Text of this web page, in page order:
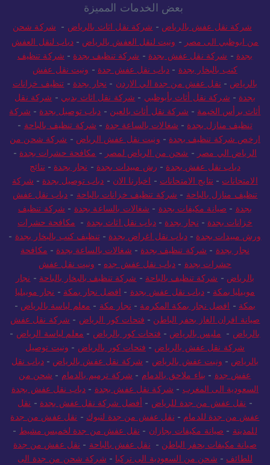
بعض الخدمات المميزة
شركة نقل عفش بالرياض - شركة نقل اثاث بالرياض - شركة شحن
من ابوظبي الى مصر - ونيت لنقل العفش بالرياض -دباب لنقل العفش
بجدة - شركة نقل عفش بجدة - شركة تنظيف بجدة - شركة تنظيف
كنب بالبخار بجدة - دباب نقل عفش جدة - ونيت نقل عفش
بالرياض - نقل عفش من جدة الي الاردن - نجار بجدة - تنظيف خزانات
بجدة - شركة نقل أثاث بأبوظبي - شركة نقل اثاث بدبي - شركة نقل
أثاث برأس الخيمة - شركة نقل أثاث بالعين - دباب توصيل بجدة - شركة
تنظيف منازل بجدة - شغالات بالساعة جدة - شركة تنظيف بالباحة -
ارخص شركة تنظيف بجدة - ونيت نقل عفش الرياض - شركة شحن من
الرياض الي مصر - شحن من الرياض لمصر - مكافحة حشرات بجدة -
دباب نقل عفش بجدة - رش مبيدات بجدة - نجار بجدة - نتائج
الامتحانات - نتايج الامتحانات - اخبارنا الان - دباب توصيل بجدة - شركة
تنظيف منازل بالباحة - شركة تنظيف خزانات بالباحة - دباب نقل عفش
بجدة - صيانة مكيفات بجدة - شغالات بالساعة بجدة - شركة تنظيف
خزانات بجدة - نجار بجدة - دباب نقل اثاث بجدة - مكافحة حشرات
ورش مبيدات بجدة -دباب نقل اغراض بجدة -تنظيف كنب بالبخار بجدة -
نجار بجدة - شركة تنظيف بجدة - شغالات بالساعة بجدة - مكافحة
حشرات بجدة - دباب نقل عفش جده - ونيت نقل عفش
بالرياض - شركة تنظيف بالباحة - شركة تنظيف بالبخار بالباحة - نجار
موبيليا بمكة -دباب نقل عفش بجدة - افضل نجار بمكة - نجار موبيليا
بمكة - افضل نجار بمكة المكرمة - نجار مكة - معلم لياسة بالرياض -
صيانة افران الغاز بحفر الباطن - فتحات كور الرياض - شركة نقل عفش
بالرياض - مليس بالرياض - فتحات كور بالرياض - معلم لياسة الرياض -
شركة نقل عفش بالرياض - فتحات كور بالرياض - ونيت توصيل
بالرياض - ونيت عفش بالرياض - شركة نقل عفش بالرياض -دباب نقل
عفش جدة - بناء ملاحق بالدمام - شركة ترميم بالدمام - شحن من
السعودية الى المغرب - شركة نقل عفش بجدة - دباب نقل عفش بجدة
- نقل عفش من جدة للرياض - أفضل شركة نقل عفش بجدة - نقل
عفش من جدة للدمام - نقل عفش من جدة لتبوك - نقل عفش من جدة
للمدينة - صيانة مكيفات بجازان - نقل عفش من جدة لخميس مشيط -
صيانة مكيفات بحفر الباطن - نقل عفش بالباحة - نقل عفش من جدة
للطائف - شحن من السعودية الى تركيا - شركة شحن من جدة الى